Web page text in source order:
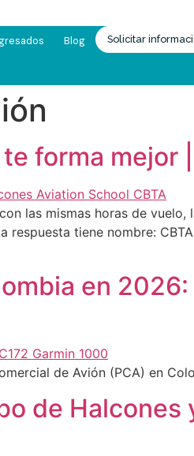
Blog Solicitar
forma mejor
las mismas horas de
tiene nombre:
en
de Avión (PCA) en
de Halcones